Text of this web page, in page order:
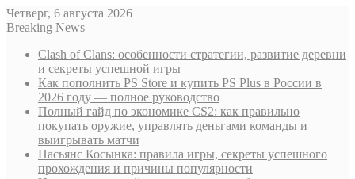
Четверг, 6 августа 2026
Breaking News
Clash of Clans: особенности стратегии, развитие деревни
и секреты успешной игры
Как пополнить PS Store и купить PS Plus в России в
2026 году — полное руководство
Полный гайд по экономике CS2: как правильно
покупать оружие, управлять деньгами команды и
выигрывать матчи
Пасьянс Косынка: правила игры, секреты успешного
прохождения и причины популярности